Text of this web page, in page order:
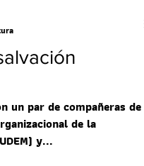
un par de compañeras de
de la
y...